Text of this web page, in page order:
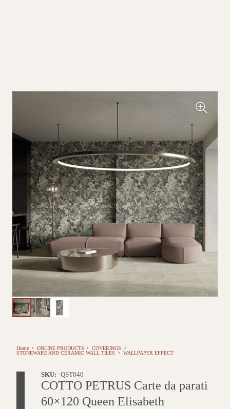
Home ONLINE PRODUCTS
COVERINGS
STONEWARE AND CERAMIC WALL TILES
WALLPAPER EFFECT
SKU: QST040
COTTO PETRUS Carte da parati
60×120 Queen Elisabeth